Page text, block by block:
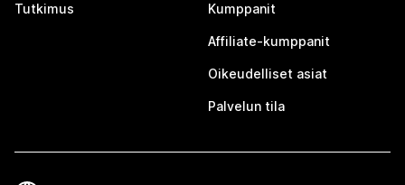
Tutkimus Kumppanit
Affiliate-kumppanit
Oikeudelliset asiat
Palvelun tila